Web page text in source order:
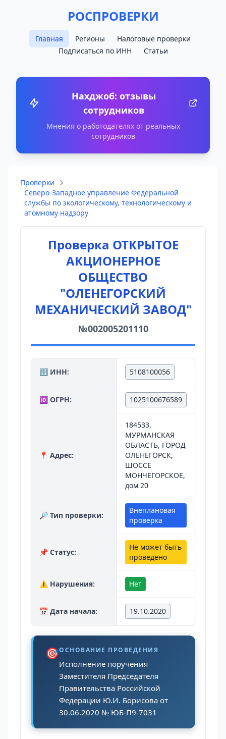
РОСПРОВЕРКИ
Главная Регионы
Налоговые проверки
Подписаться по ИНН
Статьи
Нахджоб: отзывы
сотрудников
Мнения о работодателях от реальных
сотрудников
Проверки
Северо-Западное управление Федеральной
службы по экологическому, технологическому и
атомному надзору
Проверка ОТКРЫТОЕ
АКЦИОНЕРНОЕ
ОБЩЕСТВО
"ОЛЕНЕГОРСКИЙ
МЕХАНИЧЕСКИЙ ЗАВОД"
№002005201110
🔢 ИНН: 5108100056
🆔 ОГРН: 1025100676589
📍 Адрес:
184533,
МУРМАНСКАЯ
ОБЛАСТЬ, ГОРОД
ОЛЕНЕГОРСК,
ШОССЕ
МОНЧЕГОРСКОЕ,
дом 20
🔎 Тип проверки:
Внеплановая
проверка
📌 Статус:
Не может быть
проведено
⚠️ Нарушения: Нет
📅 Дата начала: 19.10.2020
🎯ОСНОВАНИЕ ПРОВЕДЕНИЯ
Исполнение поручения
Заместителя Председателя
Правительства Российской
Федерации Ю.И. Борисова от
30.06.2020 № ЮБ-П9-7031